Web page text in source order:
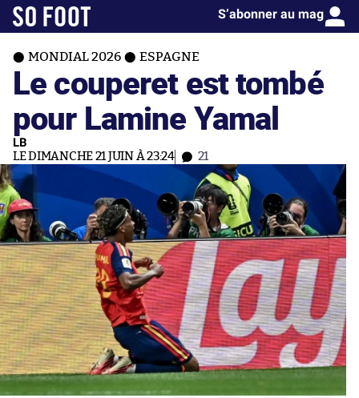
S’abonner au mag
MONDIAL 2026 ESPAGNE
Le couperet est tombé
pour Lamine Yamal
LB
LE DIMANCHE 21 JUIN À 23:24 21